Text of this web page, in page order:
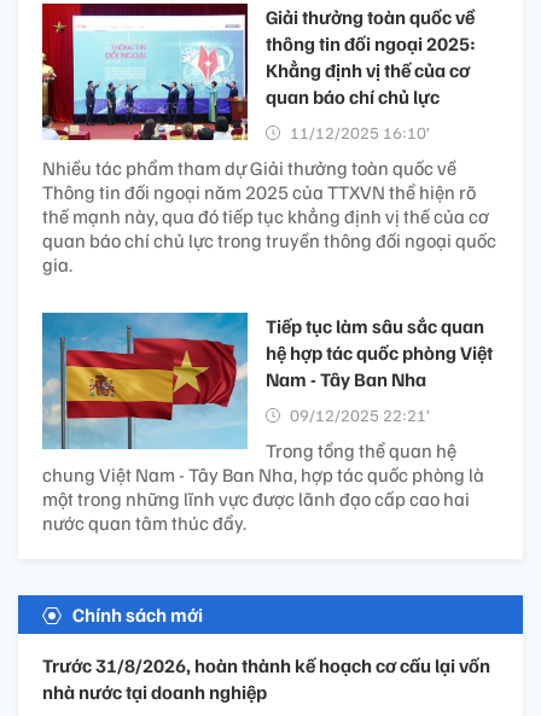
Giải thưởng toàn quốc về
thông tin đối ngoại 2025:
Khẳng định vị thế của cơ
quan báo chí chủ lực
11/12/2025 16:10’
Nhiều tác phẩm tham dự Giải thưởng toàn quốc về
Thông tin đối ngoại năm 2025 của TTXVN thể hiện rõ
thế mạnh này, qua đó tiếp tục khẳng định vị thế của cơ
quan báo chí chủ lực trong truyền thông đối ngoại quốc
gia.
Tiếp tục làm sâu sắc quan
hệ hợp tác quốc phòng Việt
Nam - Tây Ban Nha
09/12/2025 22:21’
Trong tổng thể quan hệ
chung Việt Nam - Tây Ban Nha, hợp tác quốc phòng là
một trong những lĩnh vực được lãnh đạo cấp cao hai
nước quan tâm thúc đẩy.
Chính sách mới
Trước 31/8/2026, hoàn thành kế hoạch cơ cấu lại vốn
nhà nước tại doanh nghiệp